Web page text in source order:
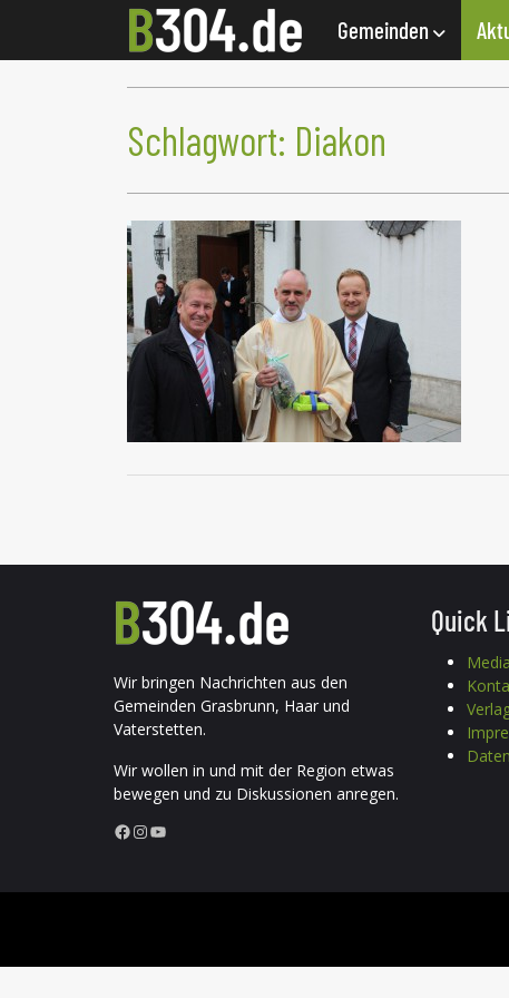
Gemeinden
Schlagwort: Diakon
Wir bringen Nachrichten aus den
Gemeinden Grasbrunn, Haar und
Vaterstetten.
Wir wollen in und mit der Region etwas
bewegen und zu Diskussionen anregen.
Facebook InstagramYouTube
Quick